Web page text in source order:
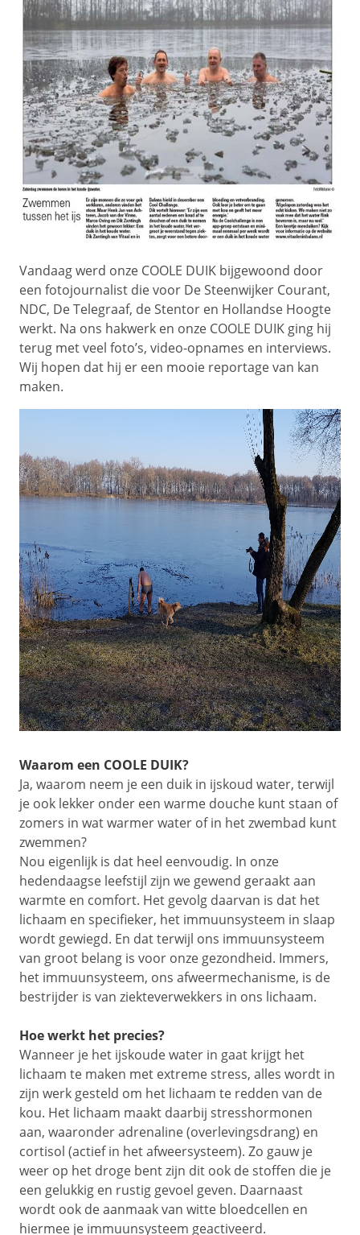
Vandaag werd onze COOLE DUIK bijgewoond door
een fotojournalist die voor De Steenwijker Courant,
NDC, De Telegraaf, de Stentor en Hollandse Hoogte
werkt. Na ons hakwerk en onze COOLE DUIK ging hij
terug met veel foto’s, video-opnames en interviews.
Wij hopen dat hij er een mooie reportage van kan
maken.
Waarom een COOLE DUIK?
Ja, waarom neem je een duik in ijskoud water, terwijl
je ook lekker onder een warme douche kunt staan of
zomers in wat warmer water of in het zwembad kunt
zwemmen?
Nou eigenlijk is dat heel eenvoudig. In onze
hedendaagse leefstijl zijn we gewend geraakt aan
warmte en comfort. Het gevolg daarvan is dat het
lichaam en specifieker, het immuunsysteem in slaap
wordt gewiegd. En dat terwijl ons immuunsysteem
van groot belang is voor onze gezondheid. Immers,
het immuunsysteem, ons afweermechanisme, is de
bestrijder is van ziekteverwekkers in ons lichaam.
Hoe werkt het precies?
Wanneer je het ijskoude water in gaat krijgt het
lichaam te maken met extreme stress, alles wordt in
zijn werk gesteld om het lichaam te redden van de
kou. Het lichaam maakt daarbij stresshormonen
aan, waaronder adrenaline (overlevingsdrang) en
cortisol (actief in het afweersysteem). Zo gauw je
weer op het droge bent zijn dit ook de stoffen die je
een gelukkig en rustig gevoel geven. Daarnaast
wordt ook de aanmaak van witte bloedcellen en
hiermee je immuunsysteem geactiveerd.